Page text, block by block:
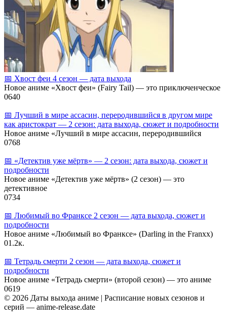
📅 Хвост феи 4 сезон — дата выхода
Новое аниме «Хвост феи» (Fairy Tail) — это приключенческое
0640
📅 Лучший в мире ассасин, переродившийся в другом мире
как аристократ — 2 сезон: дата выхода, сюжет и подробности
Новое аниме «Лучший в мире ассасин, переродившийся
0768
📅 «Детектив уже мёртв» — 2 сезон: дата выхода, сюжет и
подробности
Новое аниме «Детектив уже мёртв» (2 сезон) — это
детективное
0734
📅 Любимый во Франксе 2 сезон — дата выхода, сюжет и
подробности
Новое аниме «Любимый во Франксе» (Darling in the Franxx)
01.2к.
📅 Тетрадь смерти 2 сезон — дата выхода, сюжет и
подробности
Новое аниме «Тетрадь смерти» (второй сезон) — это аниме
0619
© 2026 Даты выхода аниме | Расписание новых сезонов и
серий — anime-release.date